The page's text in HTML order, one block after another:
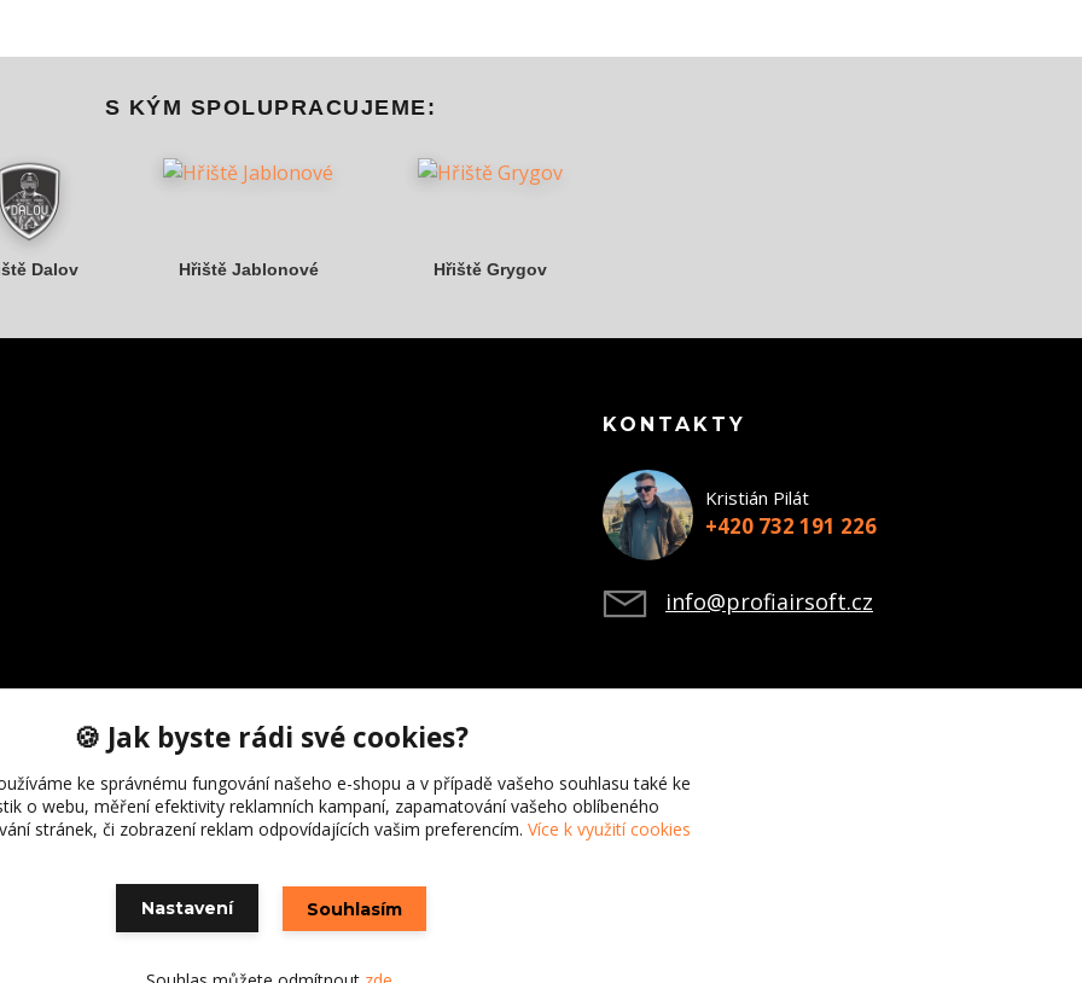
S KÝM SPOLUPRACUJEME:
Dalov Hřiště Jablonové Hřiště Grygov
KONTAKTY
Kristián Pilát
+420 732 191 226
info@profiairsoft.cz
🍪 Jak byste rádi své cookies?
ke správnému fungování našeho e-shopu a v případě vašeho souhlasu také ke
o webu, měření efektivity reklamních kampaní, zapamatování vašeho oblíbeného
stránek, či zobrazení reklam odpovídajících vašim preferencím. Více k využití cookies
Nastavení Souhlasím